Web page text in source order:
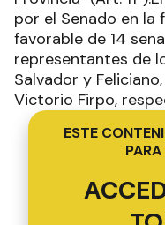
por el Senado en
favorable de 14
representantes de
Salvador y
Victorio Firpo,
ESTE